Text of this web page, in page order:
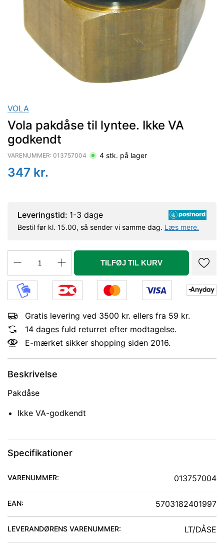
VOLA
Vola pakdåse til lyntee. Ikke VA
godkendt
VARENUMMER: 013757004 4 stk. på lager
347 kr.
Leveringstid: 1-3 dage
Bestil før kl. 15.00, så sender vi samme dag. Læs mere.
TILFØJ TIL KURV
Gratis levering ved 3500 kr. ellers fra 59 kr.
14 dages fuld returret efter modtagelse.
E-mærket sikker shopping siden 2016.
Beskrivelse
Pakdåse
Ikke VA-godkendt
Specifikationer
VARENUMMER: 013757004
EAN: 5703182401997
LEVERANDØRENS VARENUMMER: LT/DÅSE